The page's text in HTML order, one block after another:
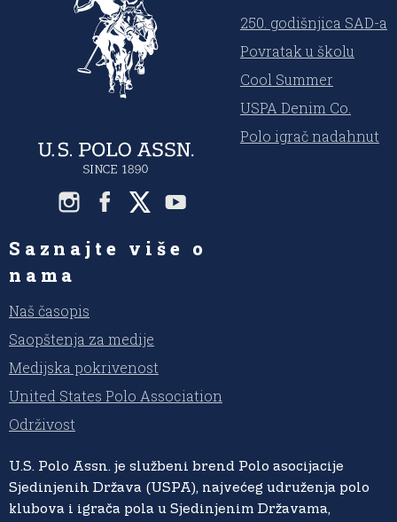
250. godišnjica SAD-a
Povratak u školu
Cool Summer
USPA Denim Co.
Polo igrač nadahnut
Saznajte više o
nama
Naš časopis
Saopštenja za medije
Medijska pokrivenost
United States Polo Association
Održivost
U.S. Polo Assn. je službeni brend Polo asocijacije
Sjedinjenih Država (USPA), najvećeg udruženja polo
klubova i igrača pola u Sjedinjenim Državama,